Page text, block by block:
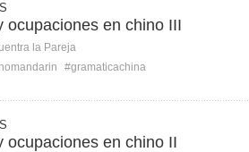
ocupaciones en chino III
la Pareja
#gramaticachina
ocupaciones en chino II